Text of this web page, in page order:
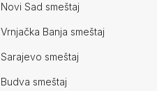
Novi Sad smeštaj
Vrnjačka Banja smeštaj
Sarajevo smeštaj
Budva smeštaj